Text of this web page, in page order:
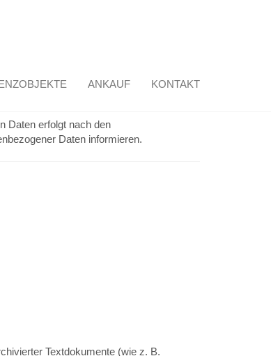
ANKAUF KONTAKT
Daten erfolgt nach den
Daten informieren.
Textdokumente (wie z. B.